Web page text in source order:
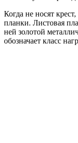
Когда не носят
планки. Листовая
ней золотой
обозначает класс